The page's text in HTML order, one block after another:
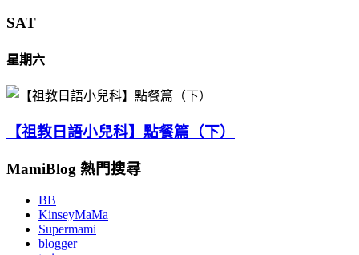
SAT
星期六
【祖教日語小兒科】點餐篇（下）
MamiBlog 熱門搜尋
BB
KinseyMaMa
Supermami
blogger